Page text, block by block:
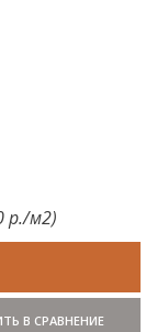
р./м2)
В СРАВНЕНИЕ